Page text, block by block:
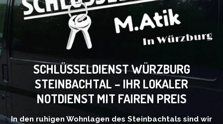
SCHLÜSSELDIENST WÜRZBURG
STEINBACHTAL – IHR LOKALER
NOTDIENST MIT FAIREN PREIS
In den ruhigen Wohnlagen des Steinbachtals sind wir